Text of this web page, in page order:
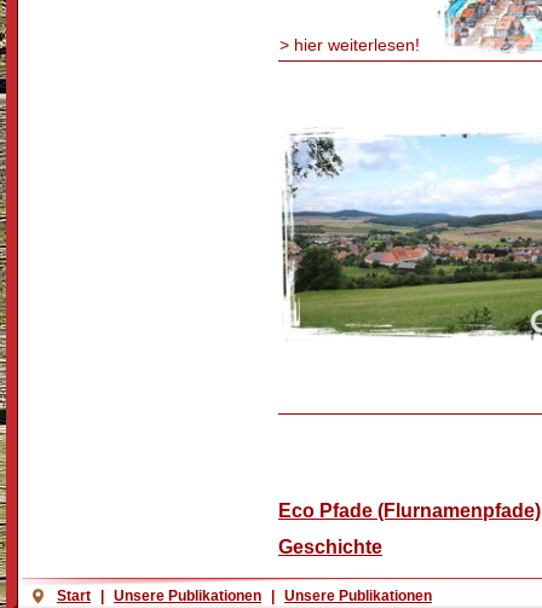
> hier weiterlesen!
Eco Pfade (Flurnamenpfade)
Geschichte
Start Unsere Publikationen Unsere Publikationen